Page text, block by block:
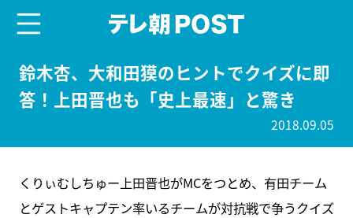
鈴木杏、大和田獏のヒントでクイズに即
答！上田晋也も「史上最速」と驚き
2018.09.05
くりぃむしちゅー上田晋也がMCをつとめ、有田チーム
とゲストキャプテン率いるチームが対抗戦で争うクイズ